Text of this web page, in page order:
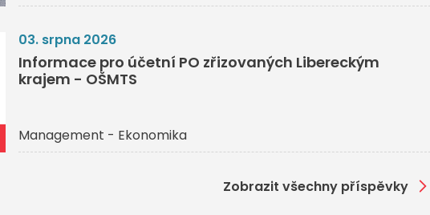
03. srpna 2026
Informace pro účetní PO zřizovaných Libereckým
krajem - OŠMTS
Management - Ekonomika
Zobrazit všechny příspěvky